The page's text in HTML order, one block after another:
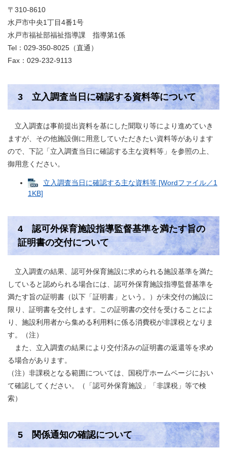
〒310-8610
水戸市中央1丁目4番1号
水戸市福祉部福祉指導課 指導第1係
Tel：029-350-8025（直通）
Fax：029-232-9113
3 立入調査当日に確認する資料等について
立入調査は事前提出資料を基にした聞取り等により進めていき
ますが、その他施設側に用意していただきたい資料等があります
ので、下記「立入調査当日に確認する主な資料等」を参照の上、
御用意ください。
立入調査当日に確認する主な資料等 [Wordファイル／1
1KB]
4 認可外保育施設指導監督基準を満たす旨の
証明書の交付について
立入調査の結果、認可外保育施設に求められる施設基準を満た
していると認められる場合には、認可外保育施設指導監督基準を
満たす旨の証明書（以下「証明書」という。）が未交付の施設に
限り、証明書を交付します。この証明書の交付を受けることによ
り、施設利用者から集める利用料に係る消費税が非課税となりま
す。（注）
また、立入調査の結果により交付済みの証明書の返還等を求め
る場合があります。
（注）非課税となる範囲については、国税庁ホームページにおい
て確認してください。（「認可外保育施設」「非課税」等で検
索）
5 関係通知の確認について